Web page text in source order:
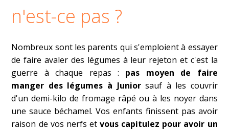
n'est-ce pas ?
Nombreux sont les parents qui s'emploient à essayer
de faire avaler des légumes à leur rejeton et c'est la
guerre à chaque repas : pas moyen de faire
manger des légumes à Juniorsauf à les couvrir
d'un demi-kilo de fromage râpé ou à les noyer dans
une sauce béchamel. Vos enfants finissent pas avoir
raison de vos nerfs etvous capitulez pour avoir un